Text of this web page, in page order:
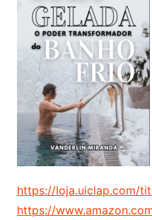
https://loja.uiclap.com/
https://